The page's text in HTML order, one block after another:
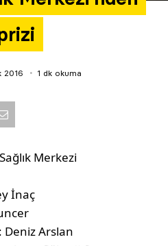
2016 1 dk okuma
Merkezi
İnaç
Deniz Arslan